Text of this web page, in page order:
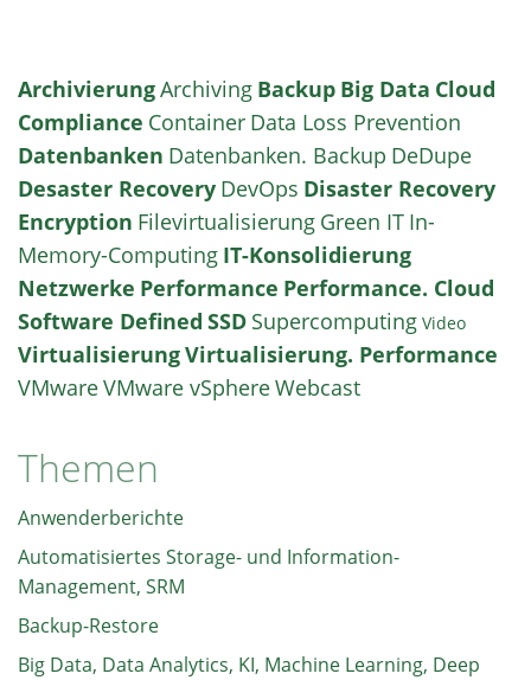
ArchivierungArchiving Backup Big Data Cloud
Compliance Container Data Loss Prevention
Datenbanken Datenbanken. Backup DeDupe
Desaster Recovery DevOps Disaster Recovery
Encryption Filevirtualisierung Green IT In-
Memory-Computing IT-Konsolidierung
Netzwerke Performance Performance. Cloud
Software Defined SSD Supercomputing Video
VirtualisierungVirtualisierung. Performance
VMwareVMware vSphereWebcast
Themen
Anwenderberichte
Automatisiertes Storage- und Information-
Management, SRM
Backup-Restore
Big Data, Data Analytics, KI, Machine Learning, Deep